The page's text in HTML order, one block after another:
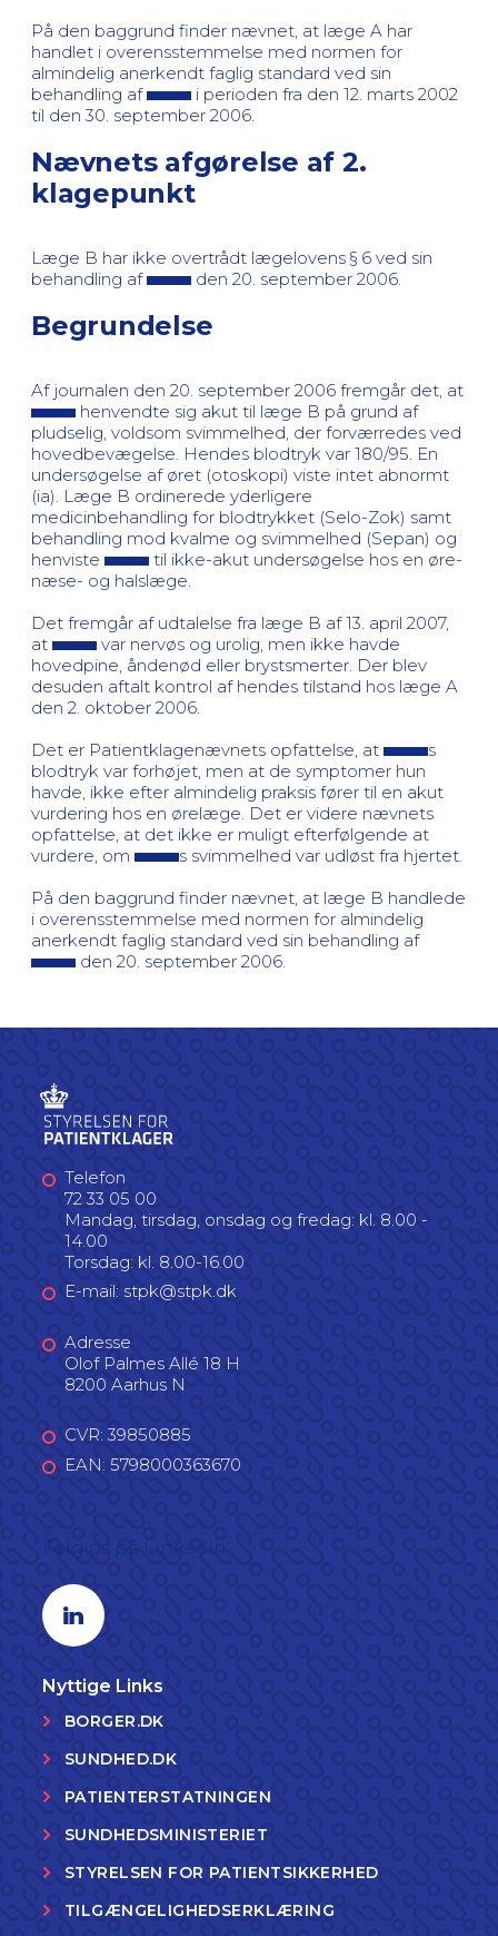
På den baggrund finder nævnet, at læge A har
handlet i overensstemmelse med normen for
almindelig anerkendt faglig standard ved sin
behandling af
i perioden fra den 12. marts 2002
til den 30. september 2006.
Nævnets afgørelse af 2.
klagepunkt
Læge B har ikke overtrådt lægelovens § 6 ved sin
behandling af
den 20. september 2006.
Begrundelse
Af journalen den 20. september 2006 fremgår det, at
henvendte sig akut til læge B på grund af
pludselig, voldsom svimmelhed, der forværredes ved
hovedbevægelse. Hendes blodtryk var 180/95. En
undersøgelse af øret (otoskopi) viste intet abnormt
(ia). Læge B ordinerede yderligere
medicinbehandling for blodtrykket (Selo-Zok) samt
behandling mod kvalme og svimmelhed (Sepan) og
henviste
til ikke-akut undersøgelse hos en øre-
næse- og halslæge.
Det fremgår af udtalelse fra læge B af 13. april 2007,
at
var nervøs og urolig, men ikke havde
hovedpine, åndenød eller brystsmerter. Der blev
desuden aftalt kontrol af hendes tilstand hos læge A
den 2. oktober 2006.
Det er Patientklagenævnets opfattelse, at
s
blodtryk var forhøjet, men at de symptomer hun
havde, ikke efter almindelig praksis fører til en akut
vurdering hos en ørelæge. Det er videre nævnets
opfattelse, at det ikke er muligt efterfølgende at
vurdere, om
s svimmelhed var udløst fra hjertet.
På den baggrund finder nævnet, at læge B handlede
i overensstemmelse med normen for almindelig
anerkendt faglig standard ved sin behandling af
den 20. september 2006.
Telefon
72 33 05 00
Mandag, tirsdag, onsdag og fredag: kl. 8.00 -
14.00
Torsdag: kl. 8.00-16.00
E-mail: stpk@stpk.dk
Adresse
Olof Palmes Allé 18 H
8200 Aarhus N
CVR: 39850885
EAN: 5798000363670
Linkedin profil
Nyttige Links
BORGER.DK
SUNDHED.DK
PATIENTERSTATNINGEN
SUNDHEDSMINISTERIET
STYRELSEN FOR PATIENTSIKKERHED
TILGÆNGELIGHEDSERKLÆRING